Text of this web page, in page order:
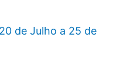
de Julho a 25 de